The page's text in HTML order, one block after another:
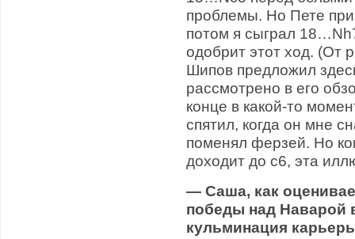
проблемы. Но Пете
потом я сыграл
одобрит этот ход. (От
Шипов предложил
рассмотрено в его
конце в какой-то
спятил, когда он мне
поменял ферзей. Но
доходит до с6, эта
— Саша, как
победы над Наварой
кульминация